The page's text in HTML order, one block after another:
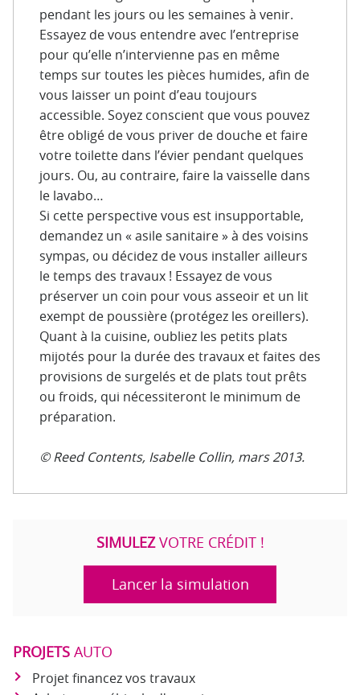
pendant les jours ou les semaines à venir.
Essayez de vous entendre avec l’entreprise
pour qu’elle n’intervienne pas en même
temps sur toutes les pièces humides, afin de
vous laisser un point d’eau toujours
accessible. Soyez conscient que vous pouvez
être obligé de vous priver de douche et faire
votre toilette dans l’évier pendant quelques
jours. Ou, au contraire, faire la vaisselle dans
le lavabo…
Si cette perspective vous est insupportable,
demandez un « asile sanitaire » à des voisins
sympas, ou décidez de vous installer ailleurs
le temps des travaux ! Essayez de vous
préserver un coin pour vous asseoir et un lit
exempt de poussière (protégez les oreillers).
Quant à la cuisine, oubliez les petits plats
mijotés pour la durée des travaux et faites des
provisions de surgelés et de plats tout prêts
ou froids, qui nécessiteront le minimum de
préparation.
© Reed Contents, Isabelle Collin, mars 2013.
SIMULEZVOTRE CRÉDIT !
Lancer la simulation
PROJETS AUTO
Projet financez vos travaux